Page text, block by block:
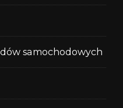
samochodowych